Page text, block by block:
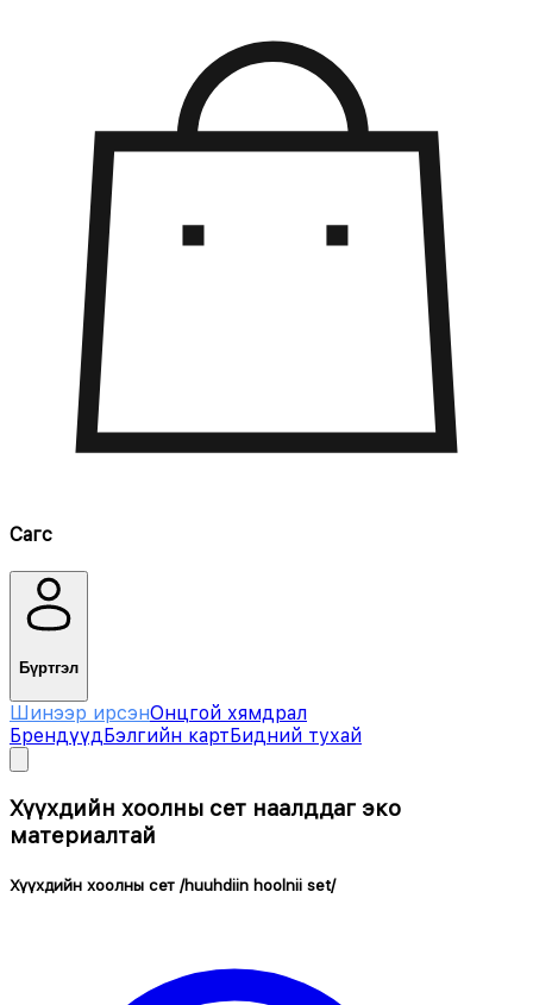
Сагс
Бүртгэл
Шинээр ирсэнОнцгой хямдрал
БрендүүдБэлгийн картБидний тухай
Хүүхдийн хоолны сет наалддаг эко
материалтай
Хүүхдийн хоолны сет /huuhdiin hoolnii set/